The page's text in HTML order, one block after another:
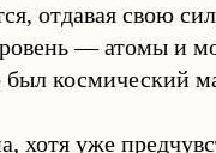
отдавая свою
— атомы и
космический
уже